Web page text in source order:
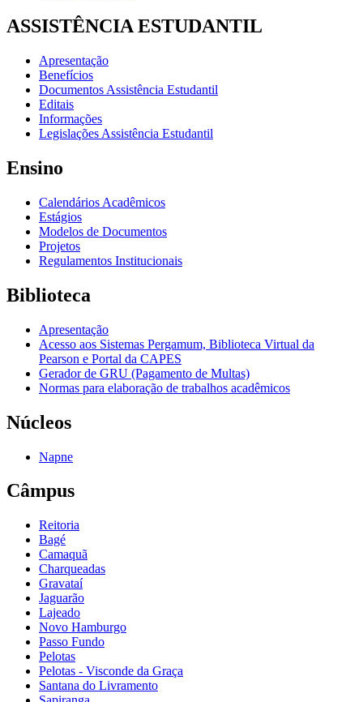
ASSISTÊNCIA ESTUDANTIL
Apresentação
Benefícios
Documentos Assistência Estudantil
Editais
Informações
Legislações Assistência Estudantil
Ensino
Calendários Acadêmicos
Estágios
Modelos de Documentos
Projetos
Regulamentos Institucionais
Biblioteca
Apresentação
Acesso aos Sistemas Pergamum, Biblioteca Virtual da
Pearson e Portal da CAPES
Gerador de GRU (Pagamento de Multas)
Normas para elaboração de trabalhos acadêmicos
Núcleos
Napne
Câmpus
Reitoria
Bagé
Camaquã
Charqueadas
Gravataí
Jaguarão
Lajeado
Novo Hamburgo
Passo Fundo
Pelotas
Pelotas - Visconde da Graça
Santana do Livramento